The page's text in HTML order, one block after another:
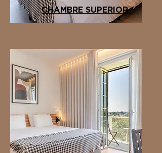
CHAMBRE SUPERIOR